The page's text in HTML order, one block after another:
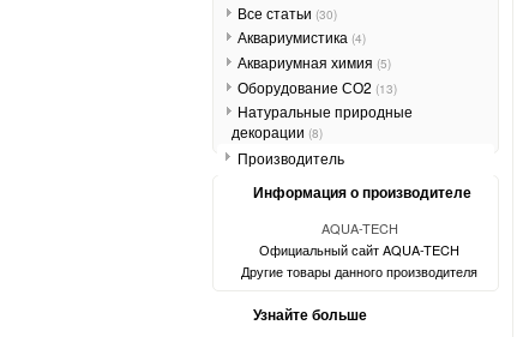
Все статьи (30)
Аквариумистика (4)
Аквариумная химия (5)
Оборудование СО2 (13)
Натуральные природные
декорации (8)
Производитель
Информация о производителе
AQUA-TECH
Официальный сайт AQUA-TECH
Другие товары данного производителя
Узнайте больше